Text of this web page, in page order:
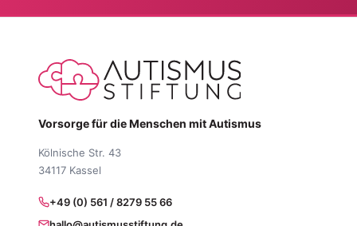
Vorsorge für die Menschen mit Autismus
Kölnische Str. 43
34117 Kassel
+49 (0) 561 / 8279 55 66